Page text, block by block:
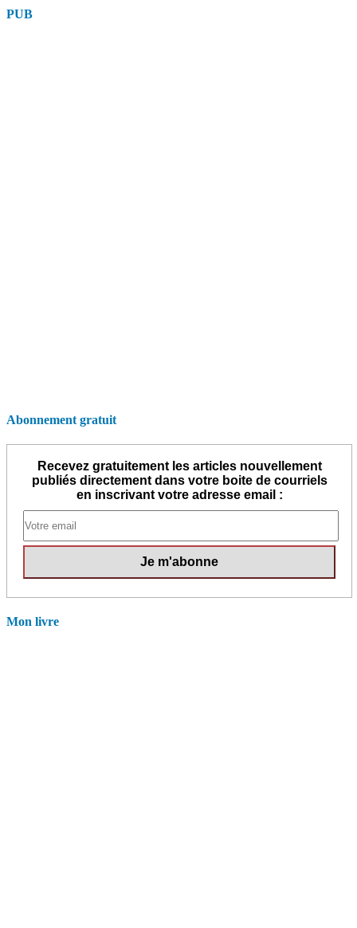
PUB
Abonnement gratuit
Recevez gratuitement les articles nouvellement
publiés directement dans votre boite de courriels
en inscrivant votre adresse email :
Mon livre